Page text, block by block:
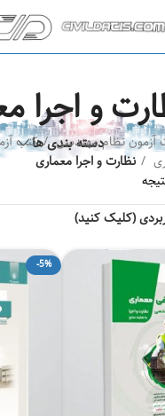
و اجرا
دسته بندی ها
آزمون نظام مهندسی
کتب
نظارت و اجرا معماری
(کلیک کنید)
-5%